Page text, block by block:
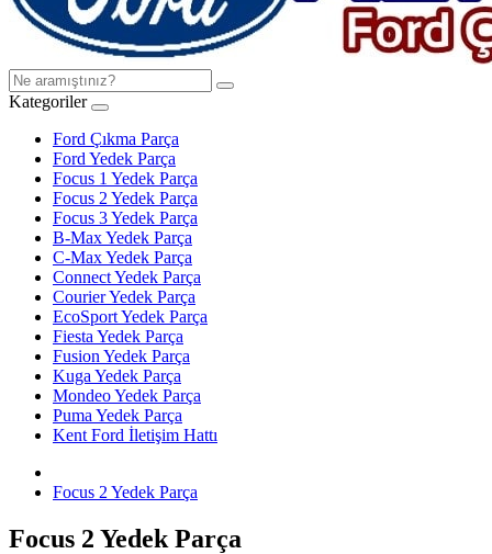
Kategoriler
Ford Çıkma Parça
Ford Yedek Parça
Focus 1 Yedek Parça
Focus 2 Yedek Parça
Focus 3 Yedek Parça
B-Max Yedek Parça
C-Max Yedek Parça
Connect Yedek Parça
Courier Yedek Parça
EcoSport Yedek Parça
Fiesta Yedek Parça
Fusion Yedek Parça
Kuga Yedek Parça
Mondeo Yedek Parça
Puma Yedek Parça
Kent Ford İletişim Hattı
Focus 2 Yedek Parça
Focus 2 Yedek Parça